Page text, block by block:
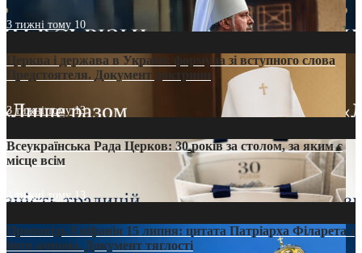
3 тижні тому 10
Церква і держава в Україні: формула зі вступного слова
Предстоятеля. Документ доктрини
3 тижні тому13
Всеукраїнська Рада Церков: 30 років за столом, за яким є
місце всім
3 тижні тому13
Проповідь Епіфанія 15 липня: цитата Патріарха Філарета з
його амвона. Документ тяглості